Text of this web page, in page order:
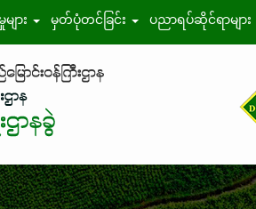
ျား မှတ်ပုံတင်ခြင်း ပညာရပ်ဆိုင်ရာများ